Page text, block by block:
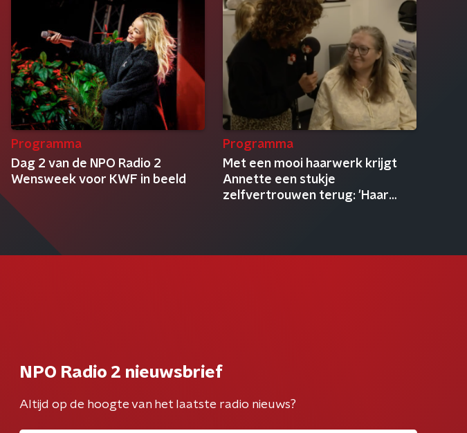
Programma
Dag 2 van de NPO Radio 2
Wensweek voor KWF in beeld
Programma
Met een mooi haarwerk krijgt
Annette een stukje
zelfvertrouwen terug: 'Haar
NPO Radio 2 nieuwsbrief
Altijd op de hoogte van het laatste radio nieuws?